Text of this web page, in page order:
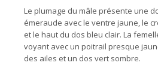
Le plumage du mâle présente une
émeraude avec le ventre jaune, le
et le haut du dos bleu clair. La
voyant avec un poitrail presque
des ailes et un dos vert sombre.